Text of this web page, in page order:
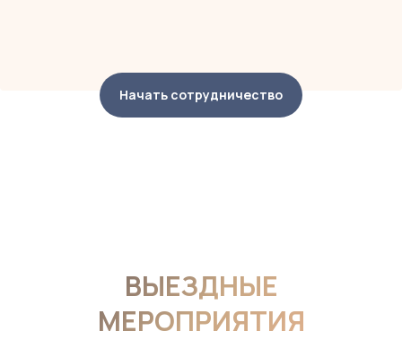
Начать сотрудничество
ВЫЕЗДНЫЕ
МЕРОПРИЯТИЯ